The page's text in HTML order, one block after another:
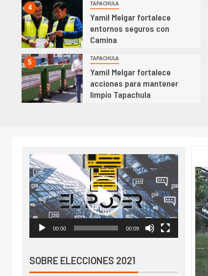
4 TAPACHULA
Yamil Melgar fortalece
entornos seguros con
Camina
5 TAPACHULA
Yamil Melgar fortalece
acciones para mantener
limpio Tapachula
Melgar fortalece acciones
limpio Tapachula
El Poder Noticias
Reproductor
de
vídeo
00:00 00:09
SOBRE ELECCIONES 2021